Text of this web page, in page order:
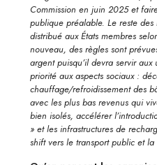
Commission en juin 2025 et
publique préalable. Le reste des
distribué aux États membres
nouveau, des règles sont
argent puisqu’il devra servir
priorité aux aspects sociaux :
chauffage/refroidissement des
avec les plus bas revenus qui
bien isolés, accélérer
» et les infrastructures de
shift vers le transport public et